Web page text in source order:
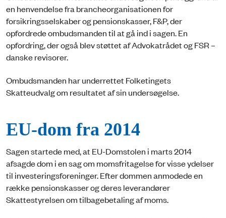
en henvendelse fra brancheorganisationen for
forsikringsselskaber og pensionskasser, F&P, der
opfordrede ombudsmanden til at gå ind i sagen. En
opfordring, der også blev støttet af Advokatrådet og FSR –
danske revisorer.
Ombudsmanden har underrettet Folketingets
Skatteudvalg om resultatet af sin undersøgelse.
EU-dom fra 2014
Sagen startede med, at EU-Domstolen i marts 2014
afsagde dom i en sag om momsfritagelse for visse ydelser
til investeringsforeninger. Efter dommen anmodede en
række pensionskasser og deres leverandører
Skattestyrelsen om tilbagebetaling af moms.